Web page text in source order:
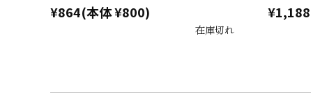
¥864(本体 ¥800)
在庫切れ
¥1,188